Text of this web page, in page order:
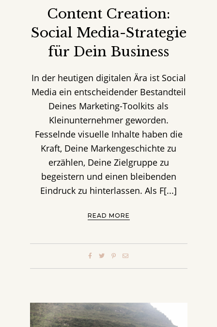
Content Creation:
Social Media-Strategie
für Dein Business
In der heutigen digitalen Ära ist Social
Media ein entscheidender Bestandteil
Deines Marketing-Toolkits als
Kleinunternehmer geworden.
Fesselnde visuelle Inhalte haben die
Kraft, Deine Markengeschichte zu
erzählen, Deine Zielgruppe zu
begeistern und einen bleibenden
Eindruck zu hinterlassen. Als F[...]
READ MORE